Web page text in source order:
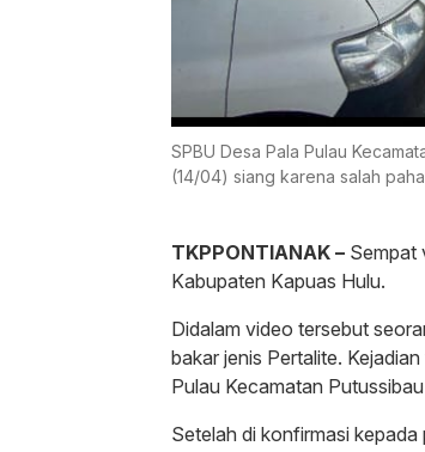
SPBU Desa Pala Pulau
(14/04) siang karena salah
TKPPONTIANAK – Sempat
Kabupaten Kapuas Hulu.
Didalam video tersebut
bakar jenis Pertalite.
Pulau Kecamatan
Setelah di konfirmasi